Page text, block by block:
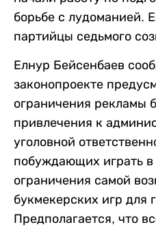
борьбе с лудоманией.
партийцы седьмого
Елнур Бейсенбаев
законопроекте
ограничения рекламы
привлечения к
уголовной
побуждающих играть в
ограничения самой
букмекерских игр для
Предполагается, что